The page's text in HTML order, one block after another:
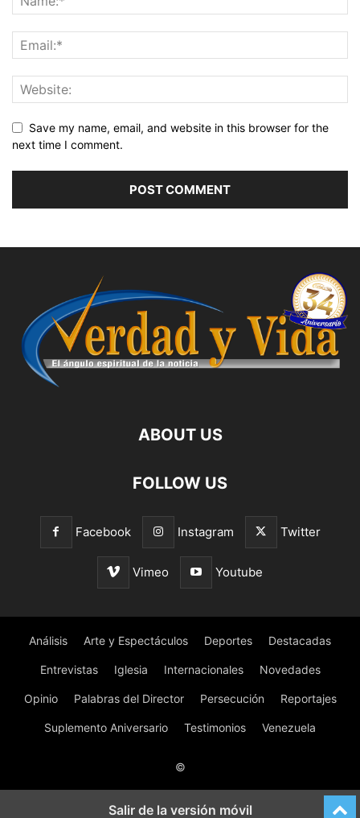
Save my name, email, and website in this browser for the
next time I comment.
ABOUT US
FOLLOW US
Facebook Instagram Twitter
Vimeo Youtube
Análisis Arte y Espectáculos Deportes Destacadas
Entrevistas Iglesia Internacionales Novedades
Opinio Palabras del Director Persecución Reportajes
Suplemento Aniversario Testimonios Venezuela
©
Salir de la versión móvil